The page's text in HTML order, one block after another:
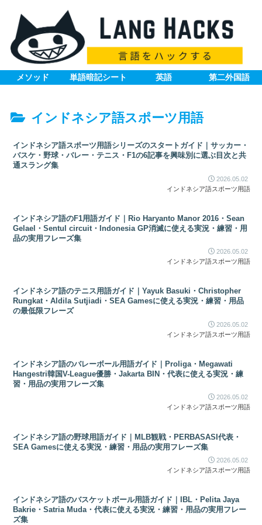
メソッド 単語暗記シート 英語 第二外国語
インドネシア語スポーツ用語
インドネシア語スポーツ用語シリーズのスタートガイド｜サッカー・
バスケ・野球・バレー・テニス・F1の6記事を興味別に選ぶ目次と共
通スラング集
2026.05.02
インドネシア語スポーツ用語
インドネシア語のF1用語ガイド｜Rio Haryanto Manor 2016・Sean
Gelael・Sentul circuit・Indonesia GP消滅に使える実況・練習・用
品の実用フレーズ集
2026.05.02
インドネシア語スポーツ用語
インドネシア語のテニス用語ガイド｜Yayuk Basuki・Christopher
Rungkat・Aldila Sutjiadi・SEA Gamesに使える実況・練習・用品
の最低限フレーズ
2026.05.02
インドネシア語スポーツ用語
インドネシア語のバレーボール用語ガイド｜Proliga・Megawati
Hangestri韓国V-League優勝・Jakarta BIN・代表に使える実況・練
習・用品の実用フレーズ集
2026.05.02
インドネシア語スポーツ用語
インドネシア語の野球用語ガイド｜MLB観戦・PERBASASI代表・
SEA Gamesに使える実況・練習・用品の実用フレーズ集
2026.05.02
インドネシア語スポーツ用語
インドネシア語のバスケットボール用語ガイド｜IBL・Pelita Jaya
Bakrie・Satria Muda・代表に使える実況・練習・用品の実用フレー
ズ集